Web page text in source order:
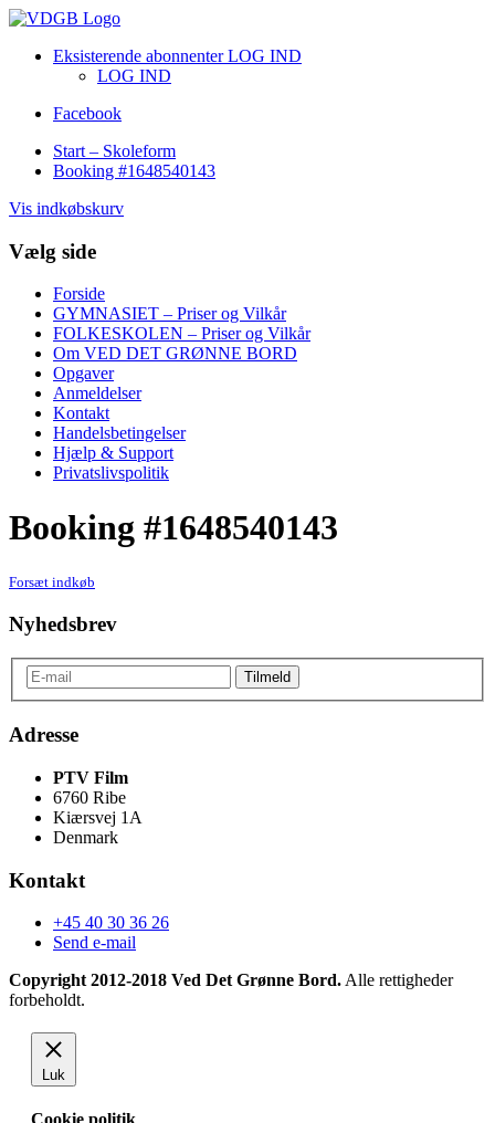
Eksisterende abonnenter LOG IND
LOG IND
Facebook
Start – Skoleform
Booking #1648540143
Vis indkøbskurv
Vælg side
Forside
GYMNASIET – Priser og Vilkår
FOLKESKOLEN – Priser og Vilkår
Om VED DET GRØNNE BORD
Opgaver
Anmeldelser
Kontakt
Handelsbetingelser
Hjælp & Support
Privatslivspolitik
Booking #1648540143
Forsæt indkøb
Nyhedsbrev
Adresse
PTV Film
6760 Ribe
Kiærsvej 1A
Denmark
Kontakt
+45 40 30 36 26
Send e-mail
Copyright 2012-2018 Ved Det Grønne Bord. Alle rettigheder
forbeholdt.
Luk